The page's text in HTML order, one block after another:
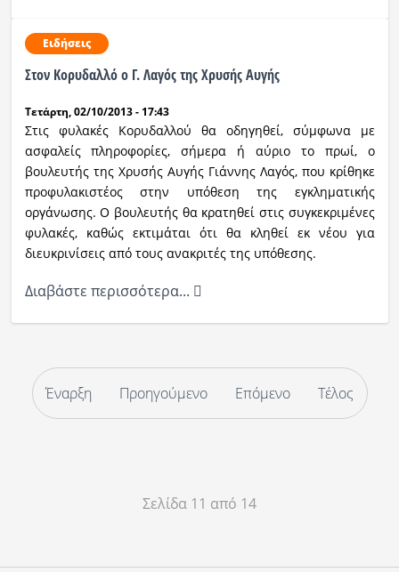
Ειδήσεις
Στον Κορυδαλλό ο Γ. Λαγός της Χρυσής Αυγής
Τετάρτη, 02/10/2013 - 17:43
Στις φυλακές Κορυδαλλού θα οδηγηθεί, σύμφωνα με
ασφαλείς πληροφορίες, σήμερα ή αύριο το πρωί, ο
βουλευτής της Χρυσής Αυγής Γιάννης Λαγός, που κρίθηκε
προφυλακιστέος στην υπόθεση της εγκληματικής
οργάνωσης. Ο βουλευτής θα κρατηθεί στις συγκεκριμένες
φυλακές, καθώς εκτιμάται ότι θα κληθεί εκ νέου για
διευκρινίσεις από τους ανακριτές της υπόθεσης.
Διαβάστε περισσότερα...
Έναρξη Προηγούμενο Επόμενο Τέλος
Σελίδα 11 από 14